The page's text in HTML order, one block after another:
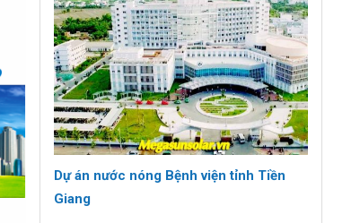
Dự án nước nóng Bệnh viện tỉnh Tiền
Giang